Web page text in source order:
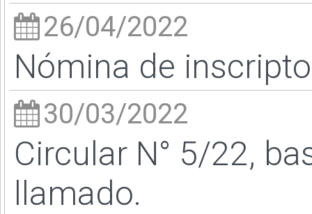
26/04/2022
Nómina de
30/03/2022
Circular N° 5/22,
llamado.